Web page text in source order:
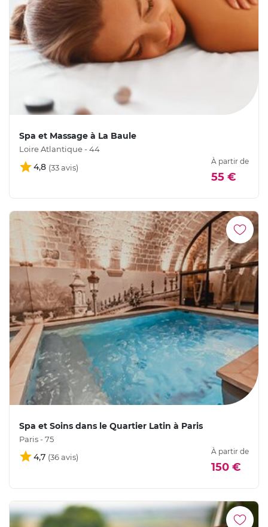
Spa et Massage à La Baule
Loire Atlantique - 44
4,8
À partir de
55 €
Spa et Soins dans le Quartier Latin à Paris
Paris - 75
4,7
À partir de
150 €